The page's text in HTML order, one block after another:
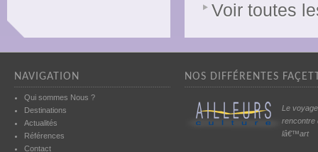
Voir toutes
NAVIGATION
Qui sommes Nous ?
Destinations
Actualités
Références
Contact
NOS DIFFÉRENTES
Le
rencontre
lâ€™art